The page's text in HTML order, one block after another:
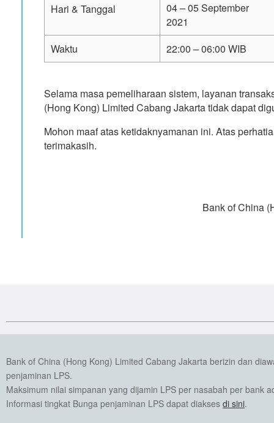
Hari & Tanggal
04 – 05 September
2021
Waktu
22:00 – 06:00 WIB
Selama masa pemeliharaan sistem, layanan
(Hong Kong) Limited Cabang Jakarta tidak dapat
Mohon maaf atas ketidaknyamanan ini. Atas
terimakasih.
Bank of China
Bank of China (Hong Kong) Limited Cabang Jakarta berizin dan
penjaminan LPS.
Maksimum nilai simpanan yang dijamin LPS per nasabah per bank
Informasi tingkat Bunga penjaminan LPS dapat diakses di sini.